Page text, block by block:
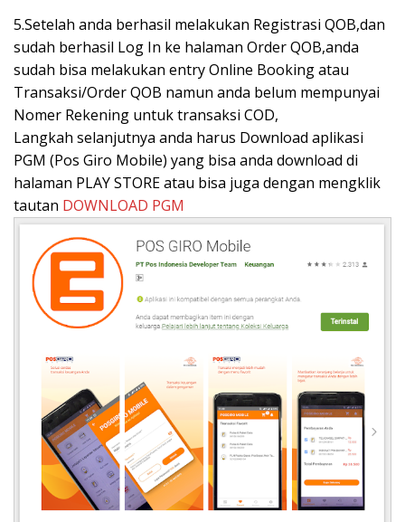
5.Setelah anda berhasil melakukan Registrasi QOB,dan
sudah berhasil Log In ke halaman Order QOB,anda
sudah bisa melakukan entry Online Booking atau
Transaksi/Order QOB namun anda belum mempunyai
Nomer Rekening untuk transaksi COD,
Langkah selanjutnya anda harus Download aplikasi
PGM (Pos Giro Mobile) yang bisa anda download di
halaman PLAY STORE atau bisa juga dengan mengklik
tautan DOWNLOAD PGM